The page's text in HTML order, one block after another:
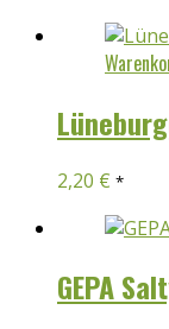
2,20 € *
GEPA